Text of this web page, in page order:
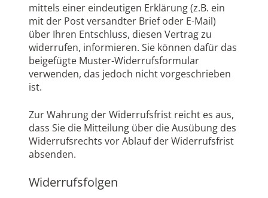
mittels einer eindeutigen Erklärung (z.B. ein
mit der Post versandter Brief oder E-Mail)
über Ihren Entschluss, diesen Vertrag zu
widerrufen, informieren. Sie können dafür das
beigefügte Muster-Widerrufsformular
verwenden, das jedoch nicht vorgeschrieben
ist.
Zur Wahrung der Widerrufsfrist reicht es aus,
dass Sie die Mitteilung über die Ausübung des
Widerrufsrechts vor Ablauf der Widerrufsfrist
absenden.
Widerrufsfolgen